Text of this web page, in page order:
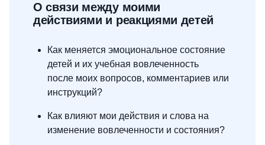
О связи между моими
действиями и реакциями детей
Как меняется эмоциональное состояние
детей и их учебная вовлеченность
после моих вопросов, комментариев или
инструкций?
Как влияют мои действия и слова на
изменение вовлеченности и состояния?